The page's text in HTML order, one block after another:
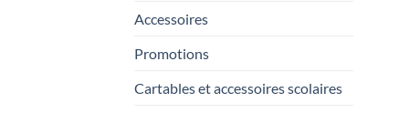
Accessoires
Promotions
Cartables et accessoires scolaires